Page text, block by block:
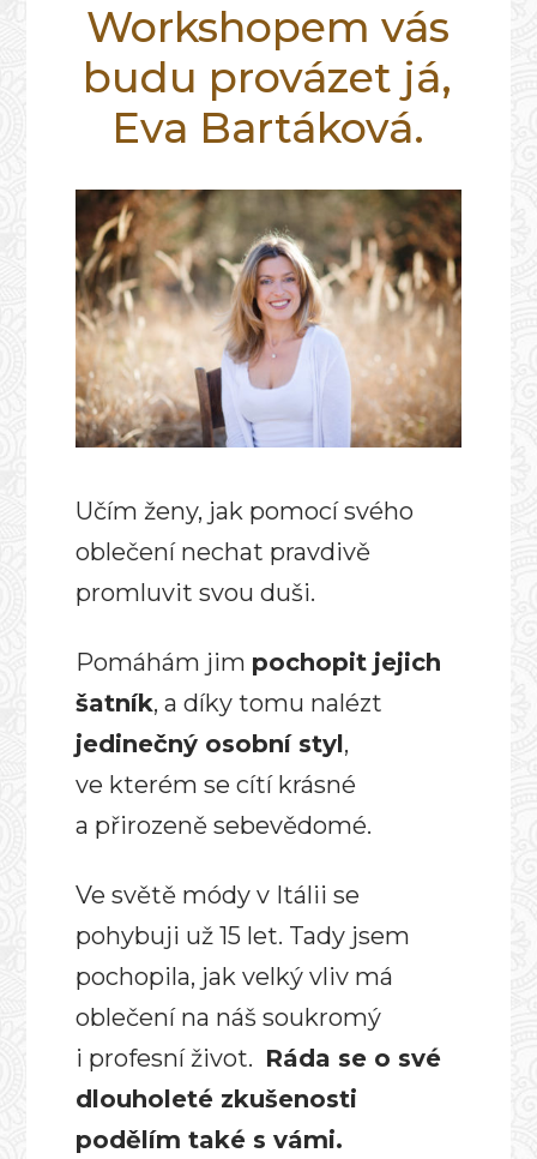
Workshopem vás
budu provázet já,
Eva Bartáková.
Učím ženy, jak pomocí svého
oblečení nechat pravdivě
promluvit svou duši.
Pomáhám jim pochopit jejich
šatník, a díky tomu nalézt
jedinečný osobní styl,
ve kterém se cítí krásné
a přirozeně sebevědomé.
Ve světě módy v Itálii se
pohybuji už 15 let. Tady jsem
pochopila, jak velký vliv má
oblečení na náš soukromý
i profesní život. Ráda se o své
dlouholeté zkušenosti
podělím také s vámi.